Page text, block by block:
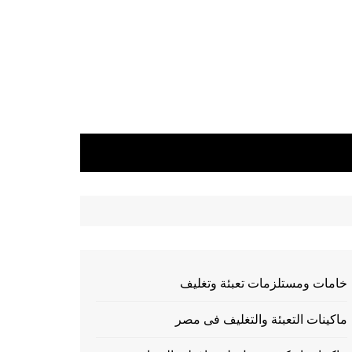
خامات ومستلزمات تعبئة وتغليف
ماكينات التعبئة والتغليف فى مصر